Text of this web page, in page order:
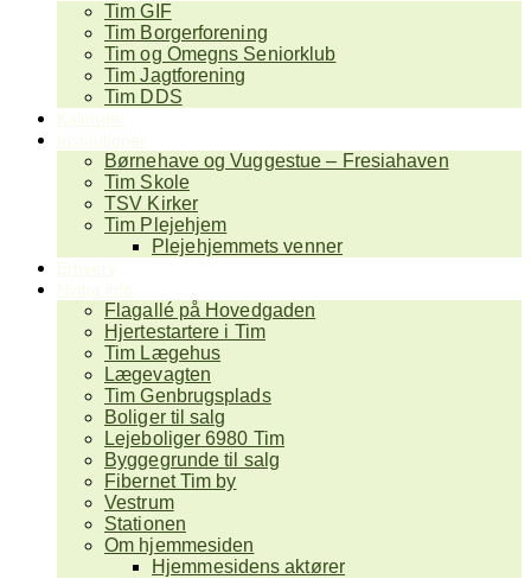
Tim GIF
Tim Borgerforening
Tim og Omegns Seniorklub
Tim Jagtforening
Tim DDS
Børnehave og Vuggestue – Fresiahaven
Tim Skole
TSV Kirker
Tim Plejehjem
Plejehjemmets venner
Flagallé på Hovedgaden
Hjertestartere i Tim
Tim Lægehus
Lægevagten
Tim Genbrugsplads
Boliger til salg
Lejeboliger 6980 Tim
Byggegrunde til salg
Fibernet Tim by
Vestrum
Stationen
Om hjemmesiden
Hjemmesidens aktører